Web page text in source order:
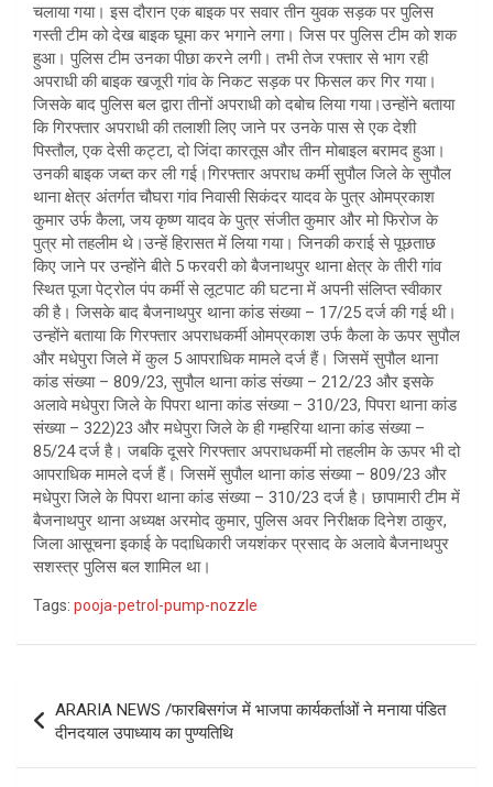
चलाया गया। इस दौरान एक बाइक पर सवार तीन युवक सड़क पर पुलिस
गस्ती टीम को देख बाइक घूमा कर भगाने लगा। जिस पर पुलिस टीम को शक
हुआ। पुलिस टीम उनका पीछा करने लगी। तभी तेज रफ्तार से भाग रही
अपराधी की बाइक खजूरी गांव के निकट सड़क पर फिसल कर गिर गया।
जिसके बाद पुलिस बल द्वारा तीनों अपराधी को दबोच लिया गया।उन्होंने बताया
कि गिरफ्तार अपराधी की तलाशी लिए जाने पर उनके पास से एक देशी
पिस्तौल, एक देसी कट्टा, दो जिंदा कारतूस और तीन मोबाइल बरामद हुआ।
उनकी बाइक जब्त कर ली गई।गिरफ्तार अपराध कर्मी सुपौल जिले के सुपौल
थाना क्षेत्र अंतर्गत चौघरा गांव निवासी सिकंदर यादव के पुत्र ओमप्रकाश
कुमार उर्फ कैला, जय कृष्ण यादव के पुत्र संजीत कुमार और मो फिरोज के
पुत्र मो तहलीम थे।उन्हें हिरासत में लिया गया। जिनकी कराई से पूछताछ
किए जाने पर उन्होंने बीते 5 फरवरी को बैजनाथपुर थाना क्षेत्र के तीरी गांव
स्थित पूजा पेट्रोल पंप कर्मी से लूटपाट की घटना में अपनी संलिप्त स्वीकार
की है। जिसके बाद बैजनाथपुर थाना कांड संख्या – 17/25 दर्ज की गई थी।
उन्होंने बताया कि गिरफ्तार अपराधकर्मी ओमप्रकाश उर्फ कैला के ऊपर सुपौल
और मधेपुरा जिले में कुल 5 आपराधिक मामले दर्ज हैं। जिसमें सुपौल थाना
कांड संख्या – 809/23, सुपौल थाना कांड संख्या – 212/23 और इसके
अलावे मधेपुरा जिले के पिपरा थाना कांड संख्या – 310/23, पिपरा थाना कांड
संख्या – 322)23 और मधेपुरा जिले के ही गम्हरिया थाना कांड संख्या –
85/24 दर्ज है। जबकि दूसरे गिरफ्तार अपराधकर्मी मो तहलीम के ऊपर भी दो
आपराधिक मामले दर्ज हैं। जिसमें सुपौल थाना कांड संख्या – 809/23 और
मधेपुरा जिले के पिपरा थाना कांड संख्या – 310/23 दर्ज है। छापामारी टीम में
बैजनाथपुर थाना अध्यक्ष अरमोद कुमार, पुलिस अवर निरीक्षक दिनेश ठाकुर,
जिला आसूचना इकाई के पदाधिकारी जयशंकर प्रसाद के अलावे बैजनाथपुर
सशस्त्र पुलिस बल शामिल था।
Tags: pooja-petrol-pump-nozzle
navigation
ARARIA NEWS /फारबिसगंज में भाजपा कार्यकर्ताओं ने मनाया पंडित
दीनदयाल उपाध्याय का पुण्यतिथि